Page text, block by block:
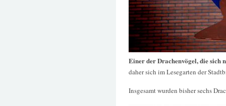
Einer der Drachenvögel, die sich
daher sich im Lesegarten der
Insgesamt wurden bisher sechs